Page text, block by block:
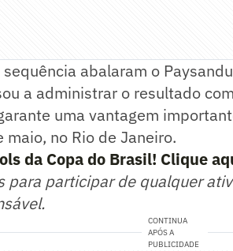
sequência abalaram o
a administrar o resultado
uma vantagem
no Rio de Janeiro.
da Copa do Brasil! Clique
para participar de qualquer
CONTINUA
APÓS A
PUBLICIDADE